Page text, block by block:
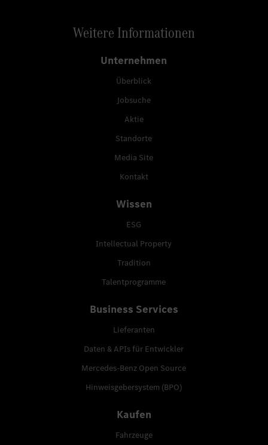
Weitere Informationen
Unternehmen
Überblick
Jobsuche
Aktie
Standorte
Media Site
Kontakt
Wissen
ESG
Intellectual Property
Tradition
Talentprogramme
Business Services
Lieferanten
Daten & APIs für Entwickler
Mercedes-Benz Open Source
Hinweisgebersystem (BPO)
Kaufen
Fahrzeuge